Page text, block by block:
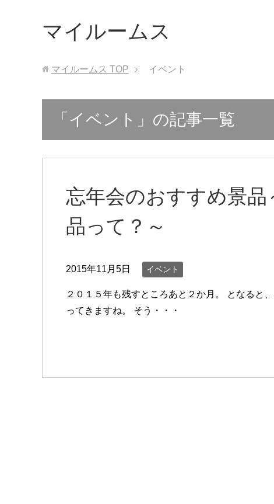
マイルームス
マイルームス TOP イベント
「イベント」の記事一覧
忘年会のおすすめ景
品って？～
2015年11月5日 イベント
２０１５年も残すところあと２か月。 となると
ってきますね。 そう・・・